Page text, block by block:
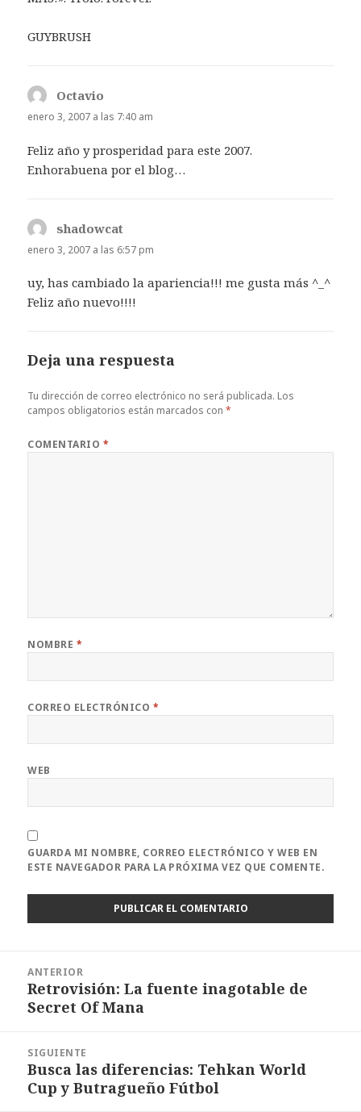
GUYBRUSH
Octavio
enero 3, 2007 a las 7:40 am
Feliz año y prosperidad para este 2007.
Enhorabuena por el blog…
shadowcat
enero 3, 2007 a las 6:57 pm
uy, has cambiado la apariencia!!! me gusta más ^_^
Feliz año nuevo!!!!
Deja una respuesta
Tu dirección de correo electrónico no será publicada. Los
campos obligatorios están marcados con*
COMENTARIO *
NOMBRE *
CORREO ELECTRÓNICO *
WEB
GUARDA MI NOMBRE, CORREO ELECTRÓNICO Y WEB EN
ESTE NAVEGADOR PARA LA PRÓXIMA VEZ QUE COMENTE.
entradas
ANTERIOR
Entrada
anterior:
Retrovisión: La fuente inagotable de
Secret Of Mana
SIGUIENTE
Entrada
siguiente:
Busca las diferencias: Tehkan World
Cup y Butragueño Fútbol